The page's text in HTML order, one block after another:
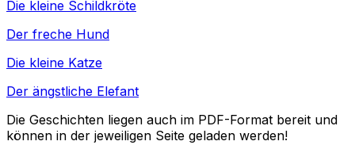
Die kleine Schildkröte
Der freche Hund
Die kleine Katze
Der ängstliche Elefant
Die Geschichten liegen auch im PDF-Format bereit und
können in der jeweiligen Seite geladen werden!